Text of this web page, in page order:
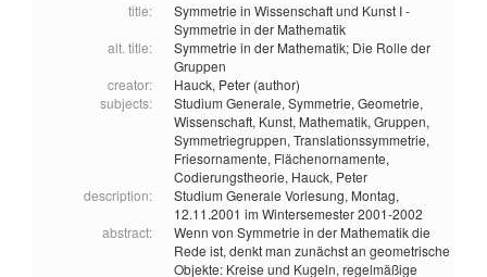
title:
Symmetrie in Wissenschaft und Kunst I -
Symmetrie in der Mathematik
alt. title:
Symmetrie in der Mathematik; Die Rolle der
Gruppen
creator:
Hauck, Peter (author)
subjects:
Studium Generale, Symmetrie, Geometrie,
Wissenschaft, Kunst, Mathematik, Gruppen,
Symmetriegruppen, Translationssymmetrie,
Friesornamente, Flächenornamente,
Codierungstheorie, Hauck, Peter
description:
Studium Generale Vorlesung, Montag,
12.11.2001 im Wintersemester 2001-2002
abstract:
Wenn von Symmetrie in der Mathematik die
Rede ist, denkt man zunächst an geometrische
Objekte: Kreise und Kugeln, regelmäßige